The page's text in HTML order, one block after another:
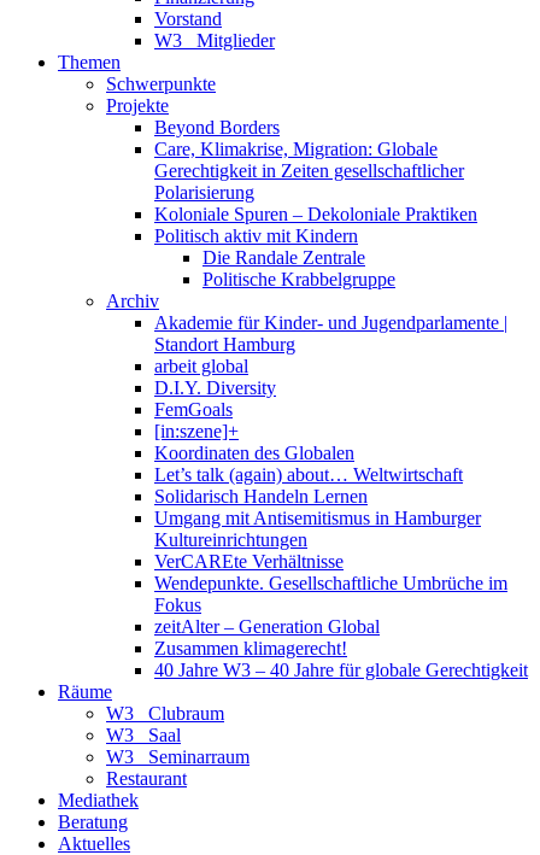
Vorstand
W3_ Mitglieder
Themen
Schwerpunkte
Projekte
Beyond Borders
Care, Klimakrise, Migration: Globale
Gerechtigkeit in Zeiten gesellschaftlicher
Polarisierung
Koloniale Spuren – Dekoloniale Praktiken
Politisch aktiv mit Kindern
Die Randale Zentrale
Politische Krabbelgruppe
Archiv
Akademie für Kinder- und Jugendparlamente |
Standort Hamburg
arbeit global
D.I.Y. Diversity
FemGoals
[in:szene]+
Koordinaten des Globalen
Let’s talk (again) about… Weltwirtschaft
Solidarisch Handeln Lernen
Umgang mit Antisemitismus in Hamburger
Kultureinrichtungen
VerCAREte Verhältnisse
Wendepunkte. Gesellschaftliche Umbrüche im
Fokus
zeitAlter – Generation Global
Zusammen klimagerecht!
40 Jahre W3 – 40 Jahre für globale Gerechtigkeit
Räume
W3_ Clubraum
W3_ Saal
W3_ Seminarraum
Restaurant
Mediathek
Beratung
Aktuelles